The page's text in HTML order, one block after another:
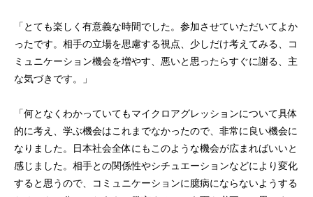
「とても楽しく有意義な時間でした。参加させていただいてよか
ったです。相手の立場を思慮する視点、少しだけ考えてみる、コ
ミュニケーション機会を増やす、悪いと思ったらすぐに謝る、主
な気づきです。」
「何となくわかっていてもマイクロアグレッションについて具体
的に考え、学ぶ機会はこれまでなかったので、非常に良い機会に
なりました。日本社会全体にもこのような機会が広まればいいと
感じました。相手との関係性やシチュエーションなどにより変化
すると思うので、コミュニケーションに臆病にならないようする